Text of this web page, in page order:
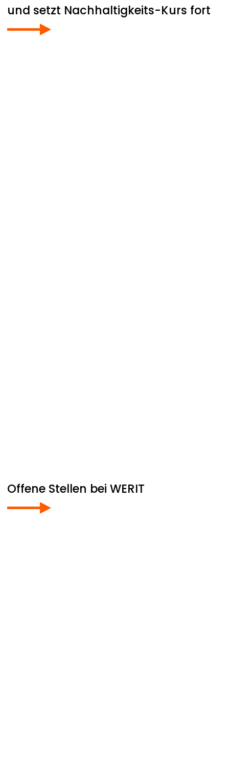
und setzt Nachhaltigkeits-Kurs fort
Offene Stellen bei WERIT